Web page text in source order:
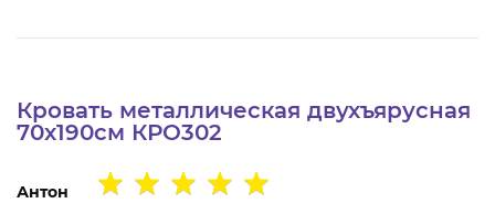
Кровать металлическая двухъярусная
70х190см КРО302
Антон